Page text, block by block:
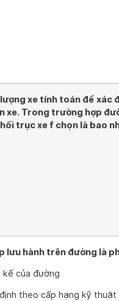
xe tính toán để xác
xe. Trong trường hợp
trục xe f chọn là bao
lưu hành trên đường là
của đường
theo cấp hạng kỹ thuật